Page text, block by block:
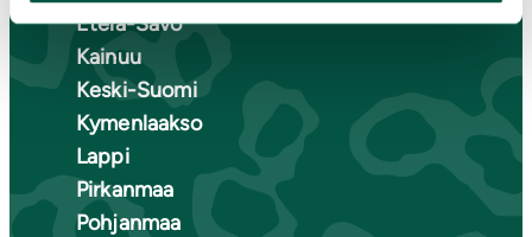
Etelä-Savo
Kainuu
Keski-Suomi
Kymenlaakso
Lappi
Pirkanmaa
Pohjanmaa